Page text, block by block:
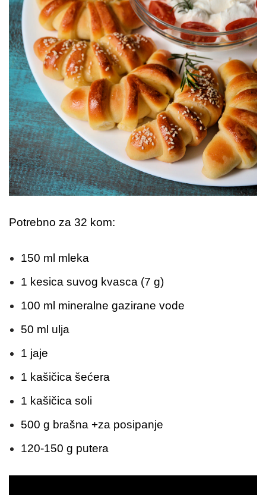
Potrebno za 32 kom:
150 ml mleka
1 kesica suvog kvasca (7 g)
100 ml mineralne gazirane vode
50 ml ulja
1 jaje
1 kašičica šećera
1 kašičica soli
500 g brašna +za posipanje
120-150 g putera